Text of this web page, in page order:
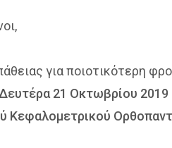
για ποιοτικότερη
21 Οκτωβρίου 2019
Κεφαλομετρικού